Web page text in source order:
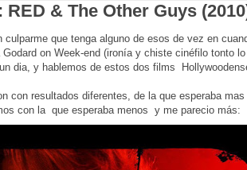
RED & The Other Guys
culparme que tenga alguno de esos de vez en
on Week-end (ironía y chiste cinéfilo tonto
dia, y hablemos de estos dos films
con resultados diferentes, de la que esperaba
con la que esperaba menos y me parecio más: